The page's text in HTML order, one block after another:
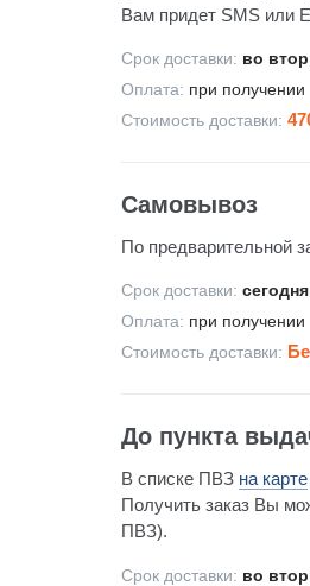
Вам придет SMS или
Срок доставки: во
Оплата: при получении
Стоимость доставки:
Самовывоз
По предварительной
Срок доставки: сегодня
Оплата: при получении
Стоимость доставки:
До пункта
В списке ПВЗ на карте
Получить заказ Вы
ПВЗ).
Срок доставки: во